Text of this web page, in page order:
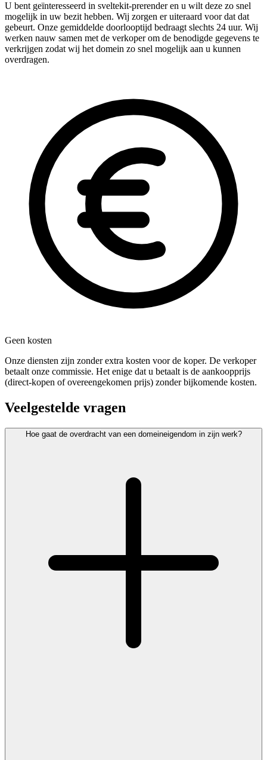
U bent geïnteresseerd in sveltekit-prerender en u wilt deze zo snel
mogelijk in uw bezit hebben. Wij zorgen er uiteraard voor dat dat
gebeurt. Onze gemiddelde doorlooptijd bedraagt slechts 24 uur. Wij
werken nauw samen met de verkoper om de benodigde gegevens te
verkrijgen zodat wij het domein zo snel mogelijk aan u kunnen
overdragen.
Geen kosten
Onze diensten zijn zonder extra kosten voor de koper. De verkoper
betaalt onze commissie. Het enige dat u betaalt is de aankoopprijs
(direct-kopen of overeengekomen prijs) zonder bijkomende kosten.
Veelgestelde vragen
Hoe gaat de overdracht van een domeineigendom in zijn werk?